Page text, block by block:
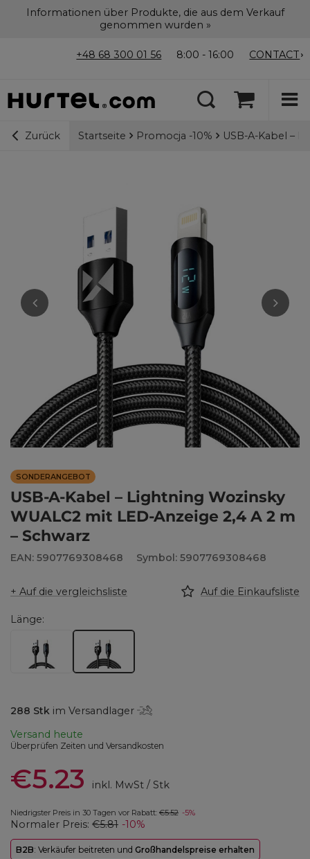
Informationen über Produkte, die aus dem Verkauf
genommen wurden »
+48 68 300 01 56 8:00 - 16:00 CONTACT
Zurück Startseite Promocja -10% USB-A-Kabel –
SONDERANGEBOT
USB-A-Kabel – Lightning Wozinsky
WUALC2 mit LED-Anzeige 2,4 A 2 m
– Schwarz
EAN: 5907769308468 Symbol: 5907769308468
+ Auf die vergleichsliste Auf die Einkaufsliste
Länge
288 Stk im Versandlager
Versand heute
Überprüfen Zeiten und Versandkosten
€5.23 inkl. MwSt/ Stk
Niedrigster Preis in 30 Tagen vor Rabatt: €5.52 -5%
Normaler Preis: €5.81 -10%
B2B: Verkäufer beitreten und Großhandelspreise erhalten